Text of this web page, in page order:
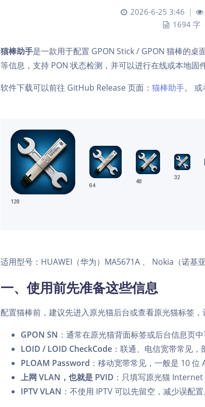
2026-6-25 3:46 |
1694 字
猫棒助手是一款用于配置 GPON Stick / GPON 猫棒的桌
等信息，支持 PON 状态检测，并可以进行在线或本地固件
软件下载可以前往 GitHub Release 页面： 猫棒助手。 或
适用型号：HUAWEI（华为）MA5671A 、 Nokia（诺基
一、使用前先准备这些信息
配置猫棒前，建议先进入原光猫后台或查看原光猫标签，
GPON SN ：通常在原光猫背面标签或后台信息页中
LOID / LOID CheckCode ：联通、电信宽带常见，
PLOAM Password ：移动宽带常见，一般是 10 位
上网 VLAN，也就是 PVID ：只填写原光猫 Internet
IPTV VLAN ：不使用 IPTV 可以先留空，减少误配置